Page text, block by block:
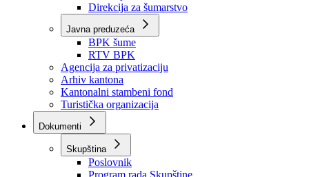
Direkcije
Direkcija za robne rezerve
Direkcija za ceste
Direkcija za šumarstvo
Javna preduzeća
BPK šume
RTV BPK
Agencija za privatizaciju
Arhiv kantona
Kantonalni stambeni fond
Turistička organizacija
Dokumenti